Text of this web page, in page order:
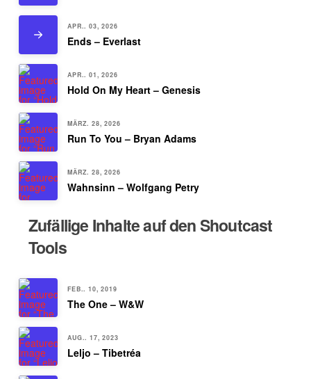
APR.. 03, 2026
Ends – Everlast
APR.. 01, 2026
Hold On My Heart – Genesis
MÄRZ. 28, 2026
Run To You – Bryan Adams
MÄRZ. 28, 2026
Wahnsinn – Wolfgang Petry
Zufällige Inhalte auf den Shoutcast
Tools
FEB.. 10, 2019
The One – W&W
AUG.. 17, 2023
Leljo – Tibetréa